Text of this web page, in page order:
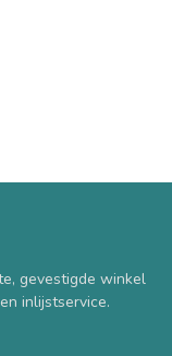
gevestigde winkel
inlijstservice.